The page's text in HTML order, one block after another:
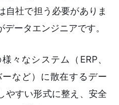
自社で担う必要がありま
ータエンジニアです。
々なシステム（ERP、
など）に散在するデー
やすい形式に整え、安全